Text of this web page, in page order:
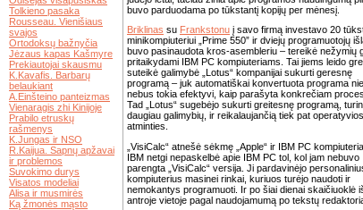
Tolkieno pasaka
Rousseau. Vienišiaus
svajos
Ortodoksų bažnyčia
Jėzaus kapas Kašmyre
Prekiautojai skausmu
K.Kavafis. Barbarų
belaukiant
A.Einšteino panteizmas
Vienaragis zhi Kinijoje
Prabilo etruskų
rašmenys
K.Jungas ir NSO
R.Kaijua. Sapnų apžavai
ir problemos
Suvokimo durys
Visatos modeliai
Alisa ir musmirės
Ką žmonės mąsto
buvo parduodama po tūkstantį kopijų per mėnesį.
Briklinas su Frankstonu į savo firmą investavo 20
minikompiuteriui „Prime 550” ir dviejų programuotojų
buvo pasinaudota kros-asembleriu – tereikė nežymių
pritaikydami IBM PC kompiuteriams. Tai jiems leido
suteikė galimybė „Lotus“ kompanijai sukurti geresnę
programą – juk automatiškai konvertuota programa
nebus tokia efektyvi, kaip parašyta konkrečiam
Tad „Lotus“ sugebėjo sukurti greitesnę programą,
daugiau galimybių, ir reikalaujančią tiek pat
atminties.
„VisiCalc“ atnešė sėkmę „Apple“ ir IBM PC
IBM netgi nepaskelbė apie IBM PC tol, kol jam nebuvo
parengta „VisiCalc“ versija. Ji pardavinėjo
kompiuterius masinei rinkai, kuriuos turėjo naudoti ir
nemokantys programuoti. Ir po šiai dienai skaičiuoklė
antroje vietoje pagal naudojamumą po tekstų